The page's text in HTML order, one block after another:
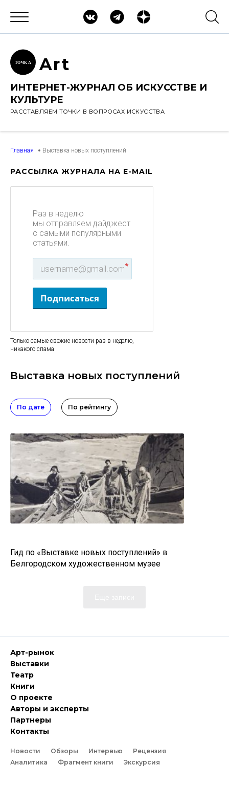
ТОЧК А Art
ИНТЕРНЕТ-ЖУРНАЛ ОБ ИСКУССТВЕ И
КУЛЬТУРЕ
РАССТАВЛЯЕМ ТОЧКИ В ВОПРОСАХ ИСКУССТВА
Главная Выставка новых поступлений
РАССЫЛКА ЖУРНАЛА НА E-MAIL
Раз в неделю
мы отправляем дайджест
с самыми популярными
статьями.
*
Подписаться
Только самые свежие новости раз в неделю,
никакого спама
Выставка новых поступлений
По дате По рейтингу
Гид по «Выставке новых поступлений» в
Белгородском художественном музее
Арт-рынок
Выставки
Театр
Книги
О проекте
Авторы и эксперты
Партнеры
Контакты
Новости Обзоры Интервью
Рецензия
Аналитика
Фрагмент книги Экскурсия